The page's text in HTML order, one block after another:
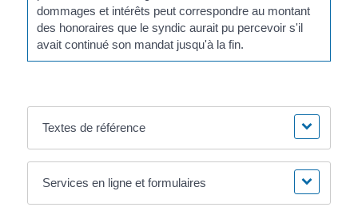
dommages et intérêts peut correspondre au montant
des honoraires que le syndic aurait pu percevoir s'il
avait continué son mandat jusqu'à la fin.
Textes de référence
Services en ligne et formulaires